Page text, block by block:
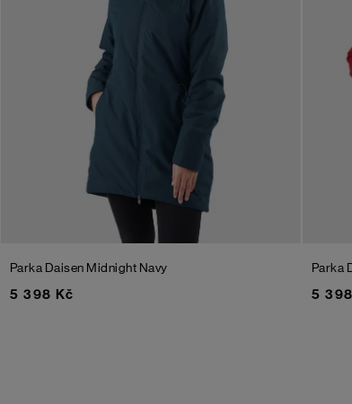
Parka Daisen Midnight Navy
5 398 Kč
Parka
5